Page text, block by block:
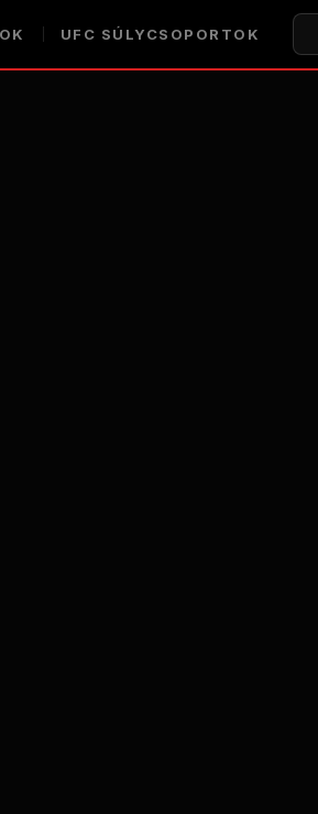
UFC SÚLYCSOPORTOK